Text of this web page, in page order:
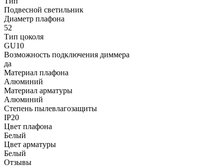
Подвесной светильник
Диаметр плафона
52
Тип цоколя
GU10
Возможность подключения диммера
да
Материал плафона
Алюминий
Материал арматуры
Алюминий
Степень пылевлагозащиты
IP20
Цвет плафона
Белый
Цвет арматуры
Белый
Отзывы